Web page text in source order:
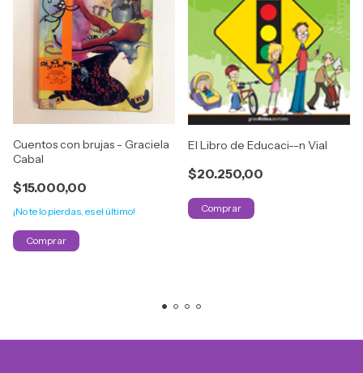
Cuentos con brujas - Graciela
Cabal
$15.000,00
¡No te lo pierdas, es el último!
El Libro de Educaci--n Vial
$20.250,00